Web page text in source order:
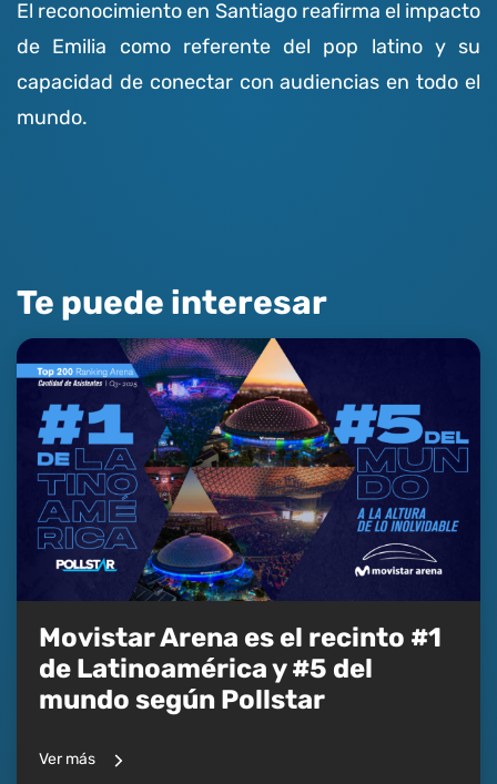
El reconocimiento en Santiago reafirma el impacto
de Emilia como referente del pop latino y su
capacidad de conectar con audiencias en todo el
mundo.
Te puede interesar
Movistar Arena es el recinto #1
de Latinoamérica y #5 del
mundo según Pollstar
Ver más